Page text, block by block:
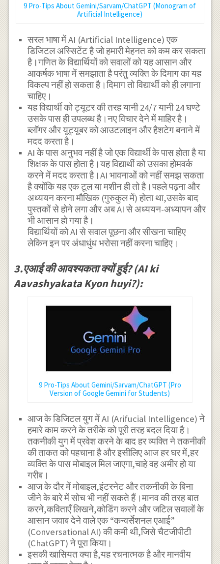
9 Pro-Tips About Gemini/Sarvam/ChatGPT (Monogram of
Artificial Intelligence)
सरल भाषा में AI (Artificial Intelligence) एक
डिजिटल अस्सिटेंट है जो हमारी मेहनत को कम कर सकता
है।गणित के विद्यार्थियों को सवालों को यह आसान और
आकर्षक भाषा में समझाता है परंतु व्यक्ति के दिमाग का यह
विकल्प नहीं हो सकता है।दिमाग तो विद्यार्थी को ही लगाना
चाहिए।
यह विद्यार्थी को ट्यूटर की तरह यानी 24/7 यानी 24 घण्टे
उसके पास ही उपलब्ध है।नए विचार देने में माहिर है।
ब्लॉगर और यूट्यूबर को आउटलाइन और हैशटेग बनाने में
मदद करता है।
AI के पास अनुभव नहीं है जो एक विद्यार्थी के पास होता है या
शिक्षक के पास होता है।यह विद्यार्थी को उसका होमवर्क
करने में मदद करता है।AI भावनाओं को नहीं समझ सकता
है क्योंकि यह एक टूल या मशीन ही तो है।पहले पढ़ना और
अध्ययन करना मौखिक (गुरुकुल में) होता था,उसके बाद
पुस्तकों से होने लगा और अब AI से अध्ययन-अध्यापन और
भी आसान हो गया है।
विद्यार्थियों को AI से सवाल पूछना और सीखना चाहिए
लेकिन इन पर अंधाधुंध भरोसा नहीं करना चाहिए।
3.एआई की आवश्यकता क्यों हुई? (AI ki
Aavashyakata Kyon huyi?):
9 Pro-Tips About Gemini/Sarvam/ChatGPT (Pro
Version of Google Gemini for Students)
आज के डिजिटल युग में AI (Arifucial Intelligence) ने
हमारे काम करने के तरीके को पूरी तरह बदल दिया है।
तकनीकी युग में प्रवेश करने के बाद हर व्यक्ति ने तकनीकी
की ताकत को पहचाना है और इसीलिए आज हर घर में,हर
व्यक्ति के पास मोबाइल मिल जाएगा,चाहे वह अमीर हो या
गरीब।
आज के दौर में मोबाइल,इंटरनेट और तकनीकी के बिना
जीने के बारे में सोच भी नहीं सकते हैं।मानव की तरह बात
करने,कविताएँ लिखने,कोडिंग करने और जटिल सवालों के
आसान जवाब देने वाले एक “कन्वर्सेशनल एआई”
(Conversational AI) की कमी थी,जिसे चैटजीपीटी
(ChatGPT) ने पूरा किया।
इसकी खासियत क्या है,यह रचनात्मक है और मानवीय